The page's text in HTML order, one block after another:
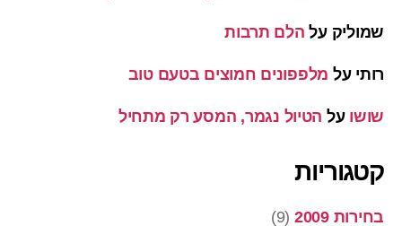
שמוליק על הלם תרבות
רותי על מלפפונים חמוצים בטעם טוב
שושו על הטיול נגמר, המסע רק מתחיל
קטגוריות
בחירות 2009
(9)